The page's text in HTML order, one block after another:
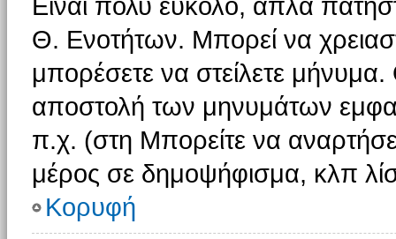
Είναι πολύ εύκολο, απλά
Θ. Ενοτήτων. Μπορεί να
μπορέσετε να στείλετε μήνυμα.
αποστολή των μηνυμάτων
π.χ. (στη Μπορείτε να
μέρος σε δημοψήφισμα, κλπ
Κορυφή